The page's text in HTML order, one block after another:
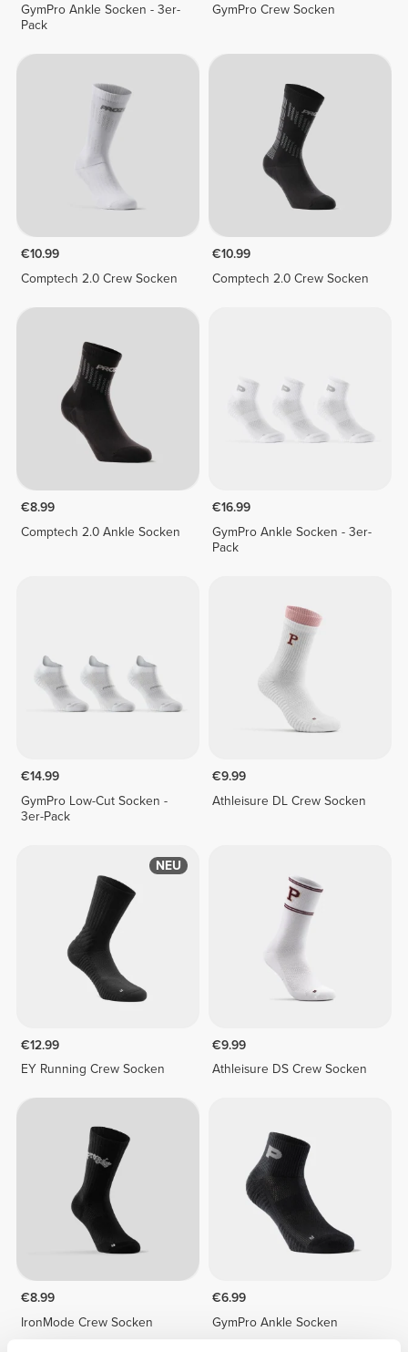
GymPro Ankle Socken - 3er-
Pack
GymPro Crew Socken
€10.99
Comptech 2.0 Crew Socken
€10.99
Comptech 2.0 Crew Socken
€8.99
Comptech 2.0 Ankle Socken
€16.99
GymPro Ankle Socken - 3er-
Pack
€14.99
GymPro Low-Cut Socken -
3er-Pack
€9.99
Athleisure DL Crew Socken
NEU
€12.99
EY Running Crew Socken
€9.99
Athleisure DS Crew Socken
€8.99
IronMode Crew Socken
€6.99
GymPro Ankle Socken